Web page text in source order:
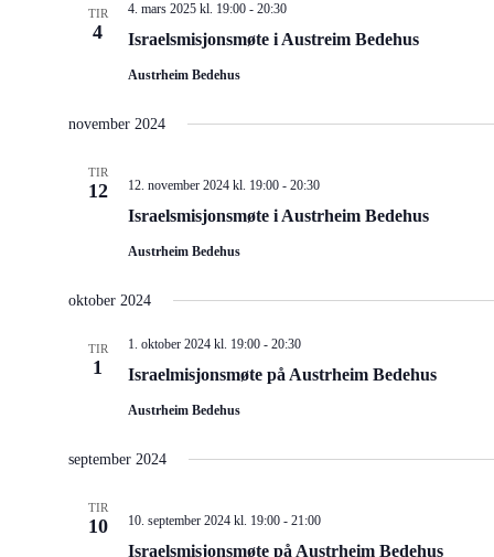
TIR
4 Israelsmisjonsmøte i Austreim Bedehus
4. mars 2025 kl. 19:00- 20:30
Austrheim Bedehus
november 2024
TIR
12
Israelsmisjonsmøte i Austrheim Bedehus
12. november 2024 kl. 19:00- 20:30
Austrheim Bedehus
oktober 2024
TIR
1 Israelmisjonsmøte på Austrheim Bedehus
1. oktober 2024 kl. 19:00- 20:30
Austrheim Bedehus
september 2024
TIR
10
Israelsmisjonsmøte på Austrheim Bedehus
10. september 2024 kl. 19:00- 21:00